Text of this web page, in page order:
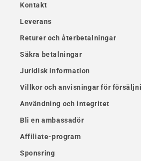
Kontakt
Leverans
Returer och återbetalningar
Säkra betalningar
Juridisk information
Villkor och anvisningar för
Användning och integritet
Bli en ambassadör
Affiliate-program
Sponsring